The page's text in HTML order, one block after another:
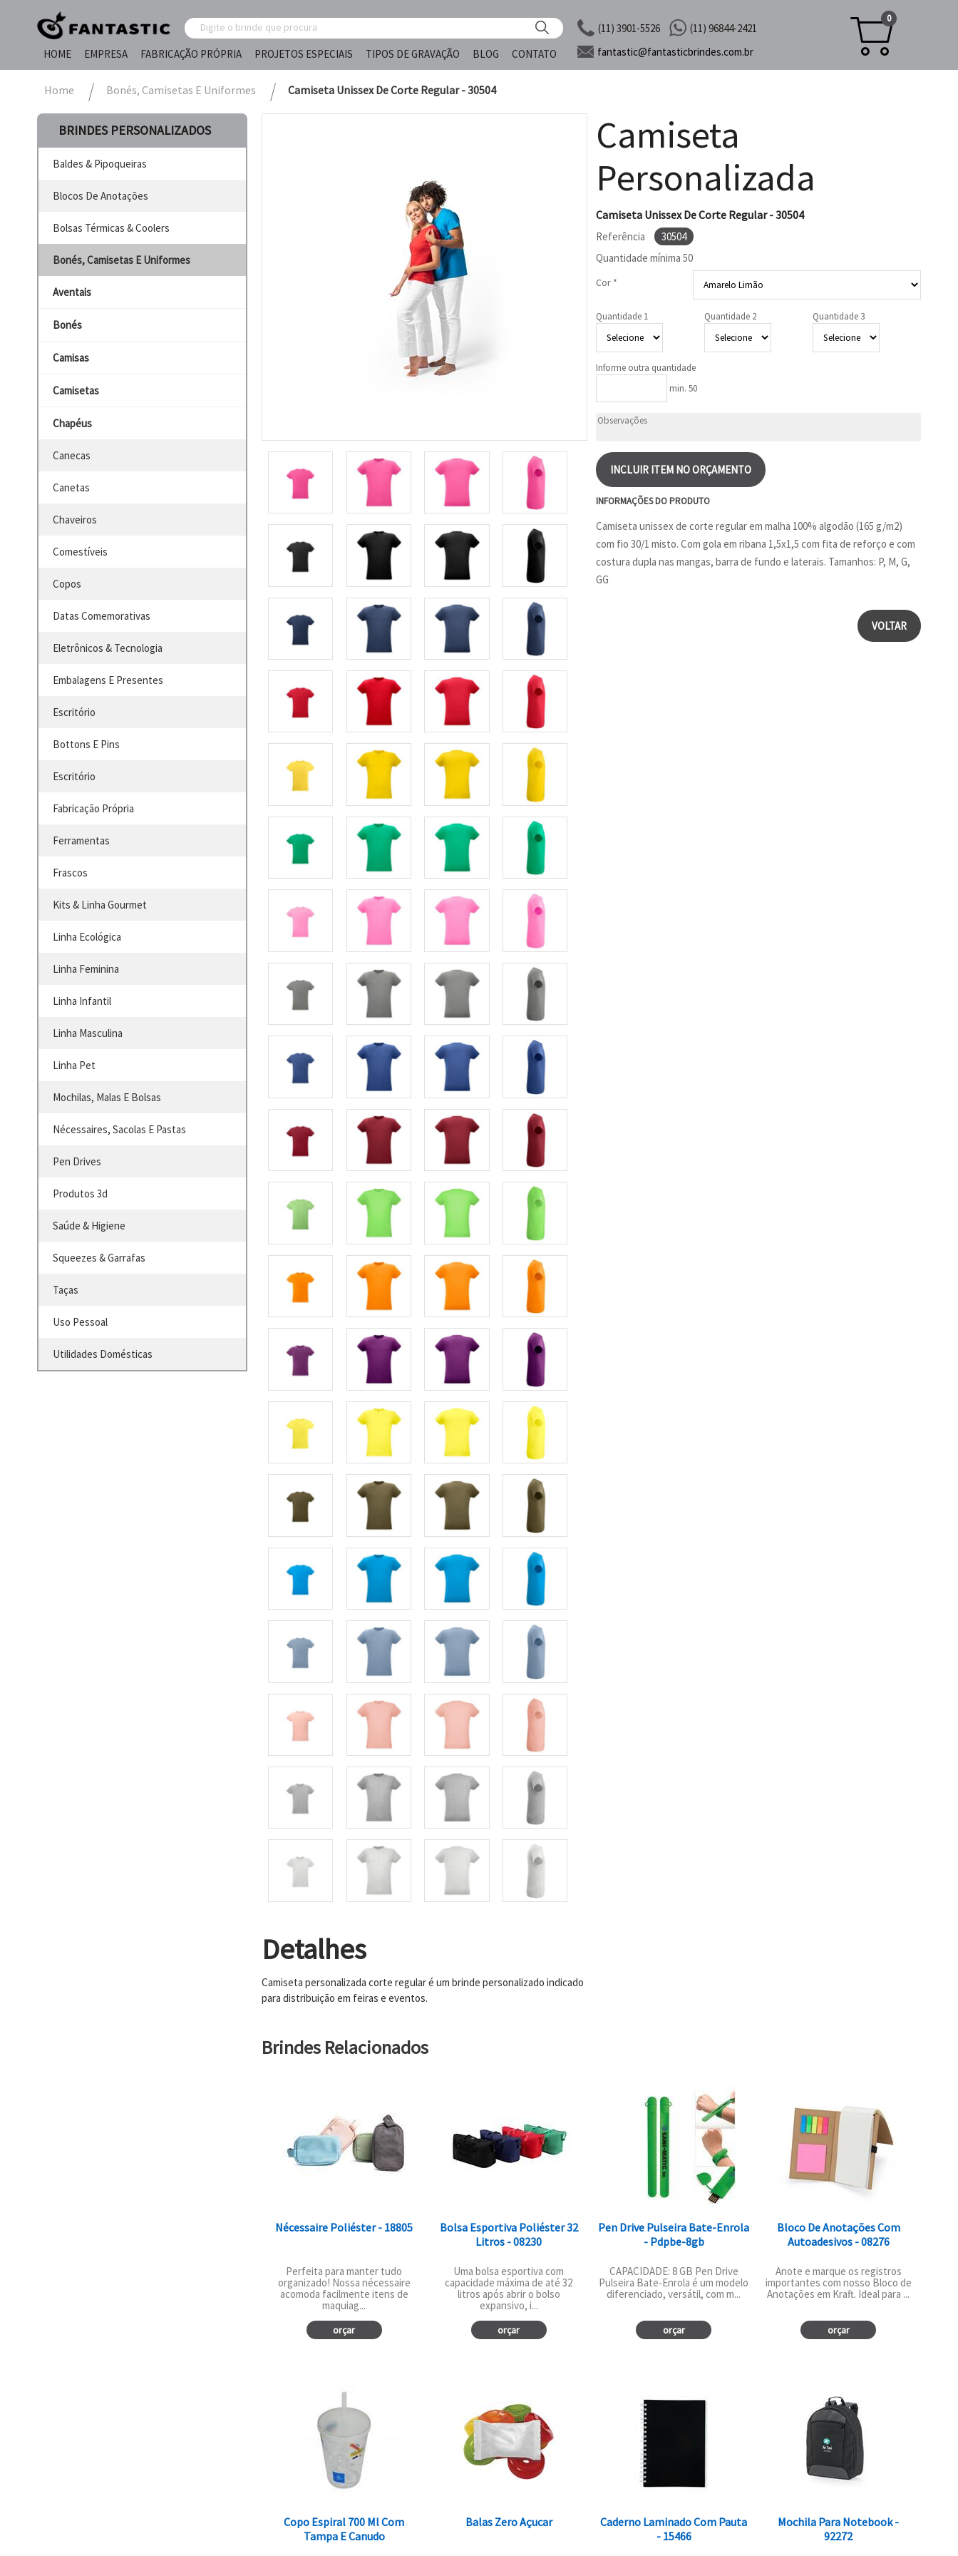
(11) 3901-5526
(11) 96844-2421
HOME
EMPRESA FABRICAÇÃO PRÓPRIA PROJETOS ESPECIAIS TIPOS DE GRAVAÇÃO BLOG CONTATO fantastic@fantasticbrindes.com.br
0
Home Bonés, Camisetas E Uniformes Camiseta Unissex De Corte Regular - 30504
BRINDES PERSONALIZADOS
Baldes & Pipoqueiras
Blocos De Anotações
Bolsas Térmicas & Coolers
Bonés, Camisetas E Uniformes
Aventais
Bonés
Camisas
Camisetas
Chapéus
Canecas
Canetas
Chaveiros
Comestíveis
Copos
Datas Comemorativas
Eletrônicos & Tecnologia
Embalagens E Presentes
Escritório
Bottons E Pins
Escritório
Fabricação Própria
Ferramentas
Frascos
Kits & Linha Gourmet
Linha Ecológica
Linha Feminina
Linha Infantil
Linha Masculina
Linha Pet
Mochilas, Malas E Bolsas
Nécessaires, Sacolas E Pastas
Pen Drives
Produtos 3d
Saúde & Higiene
Squeezes & Garrafas
Taças
Uso Pessoal
Utilidades Domésticas
Detalhes
Camiseta personalizada corte regular é um brinde personalizado indicado
para distribuição em feiras e eventos.
Camiseta
Personalizada
Camiseta Unissex De Corte Regular - 30504
Referência
30504
Quantidade mínima 50
Cor *
Quantidade 1 Quantidade 2 Quantidade 3
Informe outra quantidade
min. 50
INCLUIR ITEM NO ORÇAMENTO
INFORMAÇÕES DO PRODUTO
Camiseta unissex de corte regular em malha 100% algodão (165 g/m2)
com fio 30/1 misto. Com gola em ribana 1,5x1,5 com fita de reforço e com
costura dupla nas mangas, barra de fundo e laterais. Tamanhos: P, M, G,
GG
VOLTAR
Brindes Relacionados
Nécessaire Poliéster - 18805
Perfeita para manter tudo
organizado! Nossa nécessaire
acomoda facilmente itens de
maquiag...
orçar
Bolsa Esportiva Poliéster 32
Litros - 08230
Uma bolsa esportiva com
capacidade máxima de até 32
litros após abrir o bolso
expansivo, i...
orçar
Pen Drive Pulseira Bate-Enrola
- Pdpbe-8gb
CAPACIDADE: 8 GB Pen Drive
Pulseira Bate-Enrola é um modelo
diferenciado, versátil, com m...
orçar
Bloco De Anotações Com
Autoadesivos - 08276
Anote e marque os registros
importantes com nosso Bloco de
Anotações em Kraft. Ideal para ...
orçar
Copo Espiral 700 Ml Com
Tampa E Canudo
Balas Zero Açucar
Caderno Laminado Com Pauta
- 15466
Mochila Para Notebook -
92272